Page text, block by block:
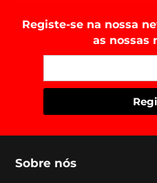
Registe-se na nossa
as nossas
Sobre nós